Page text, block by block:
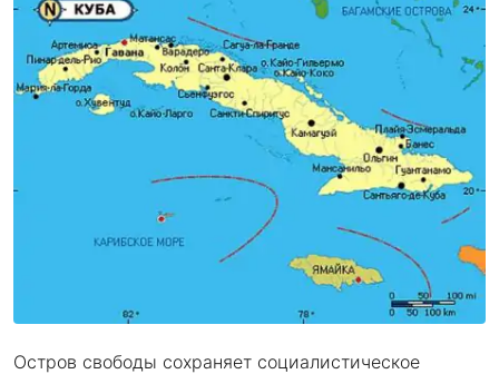
Остров свободы сохраняет социалистическое